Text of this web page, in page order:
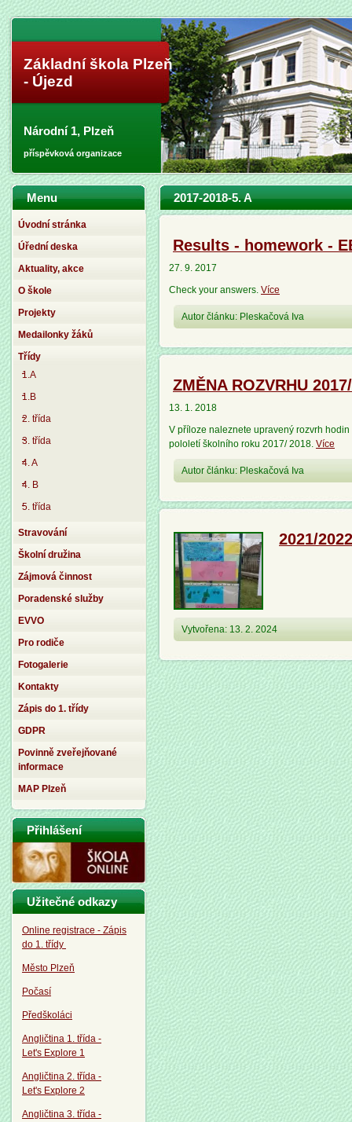
Základní škola Plzeň
- Újezd
Národní 1, Plzeň
příspěvková organizace
2017-2018-5. A
Results - homework -
27. 9. 2017
Check your answers. Více
Autor článku: Pleskačová Iva
ZMĚNA ROZVRHU
13. 1. 2018
V příloze naleznete upravený rozvrh
pololetí školního roku 2017/ 2018. Více
Autor článku: Pleskačová Iva
2021/
Vytvořena: 13. 2. 2024
Menu
Úvodní stránka
Úřední deska
Aktuality, akce
O škole
Projekty
Medailonky žáků
Třídy
1.A
1.B
2. třída
3. třída
4. A
4. B
5. třída
Stravování
Školní družina
Zájmová činnost
Poradenské služby
EVVO
Pro rodiče
Fotogalerie
Kontakty
Zápis do 1. třídy
GDPR
Povinně zveřejňované
informace
MAP Plzeň
Přihlášení
Užitečné odkazy
Online registrace - Zápis
do 1. třídy
Město Plzeň
Počasí
Předškoláci
Angličtina 1. třída -
Let's Explore 1
Angličtina 2. třída -
Let's Explore 2
Angličtina 3. třída -